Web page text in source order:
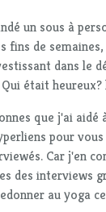
un sous à
fins de
dans le
était heureux?
que j'ai aidé
pour
Car j'en
des interviews
au yoga